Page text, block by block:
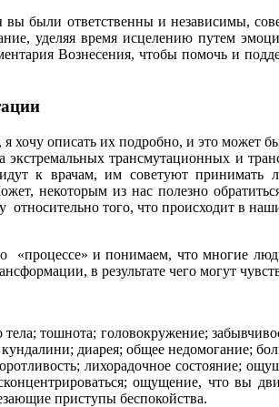
были ответственны и независимы,
уделяя время исцелению путем
Вознесения, чтобы помочь и
хочу описать их подробно, и это может
экстремальных трансмутационных и
к врачам, им советуют принимать
некоторым из нас полезно
того, что происходит в
и понимаем, что многие
в результате чего могут
тошнота; головокружение;
диарея; общее недомогание;
лихорадочное состояние;
ощущение, что вы
приступы беспокойства.